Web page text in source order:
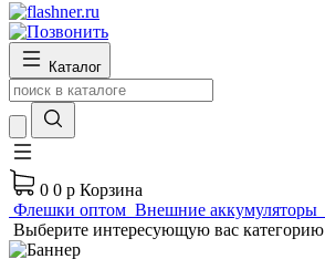
Каталог
0 0 р Корзина
Флешки оптом Внешние аккумуляторы
Выберите интересующую вас категорию